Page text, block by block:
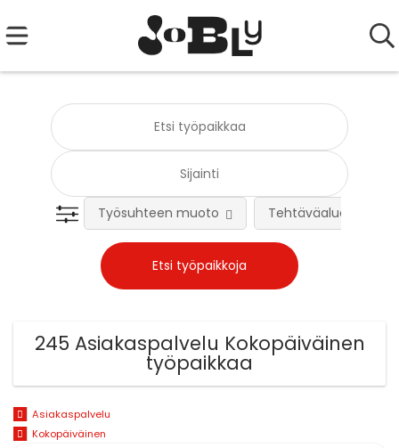
Työsuhteen muoto Tehtäväalue
245 Asiakaspalvelu Kokopäiväinen
työpaikkaa
Asiakaspalvelu
Kokopäiväinen